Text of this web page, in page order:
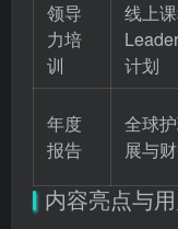
领导
力培
训
线上
计划
年度
报告
全球
展与
内容亮点与